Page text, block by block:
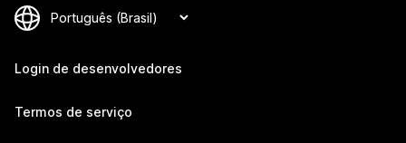
Login de desenvolvedores
Termos de serviço